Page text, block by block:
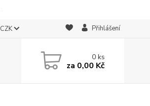
CZK Přihlášení
0ks
za 0,00 Kč